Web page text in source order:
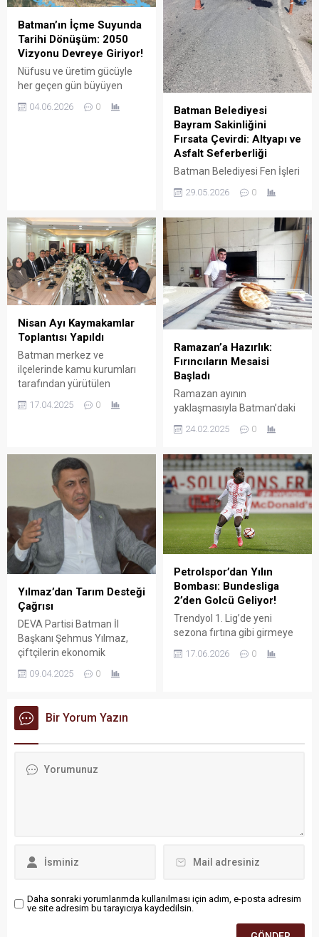
Batman’ın İçme Suyunda
Tarihi Dönüşüm: 2050
Vizyonu Devreye Giriyor!
Nüfusu ve üretim gücüyle
her geçen gün büyüyen
Batman’ın gelecekteki su
ihtiyacını güvence altına
04.06.2026 0
Batman Belediyesi
Bayram Sakinliğini
Fırsata Çevirdi: Altyapı ve
Asfalt Seferberliği
Batman Belediyesi Fen İşleri
Müdürlüğü, Kurban Bayramı
tatiliyle birlikte kent
yaya trafiğini fırsat bilerek,
normal zamanda
müdahalesi zor olan ana
arterlerde kapsamlı bir
altyapı ve üstyapı
seferberliği başlattı.
29.05.2026 0
Nisan Ayı Kaymakamlar
Toplantısı Yapıldı
Batman merkez ve
ilçelerinde kamu kurumları
tarafından yürütülen
köylerde yürütülen yol, su ve
Toplantısı” Vali Ekrem
Canalp başkanlığında
gerçekleştirildi
17.04.2025 0
Ramazan’a Hazırlık:
Fırıncıların Mesaisi
Başladı
Ramazan ayının
yaklaşmasıyla Batman’daki
ekmek ve pide üretimine
24.02.2025 0
Yılmaz’dan Tarım Desteği
Çağrısı
DEVA Partisi Batman İl
Başkanı Şehmus Yılmaz,
çiftçilerin ekonomik
sıkıntılarına dikkat çekerek
hükümetten tarımsal
toplu şekilde yapılmasını
talep etti.
09.04.2025 0
Petrolspor’dan Yılın
Bombası: Bundesliga
2’den Golcü Geliyor!
Trendyol 1. Lig’de yeni
sezona fırtına gibi girmeye
Petrolspor, transfer
Fransız santrforu Mickaël
17.06.2026 0
Bir Yorum Yazın
Daha sonraki yorumlarımda kullanılması için adım, e-posta adresim
ve site adresim bu tarayıcıya kaydedilsin.